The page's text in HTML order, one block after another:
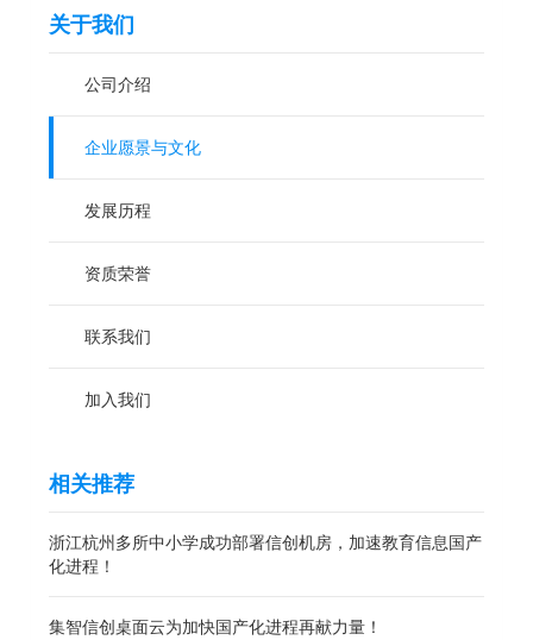
关于我们
公司介绍
企业愿景与文化
发展历程
资质荣誉
联系我们
加入我们
相关推荐
浙江杭州多所中小学成功部署信创机房，加速教育信息国产
化进程！
集智信创桌面云为加快国产化进程再献力量！